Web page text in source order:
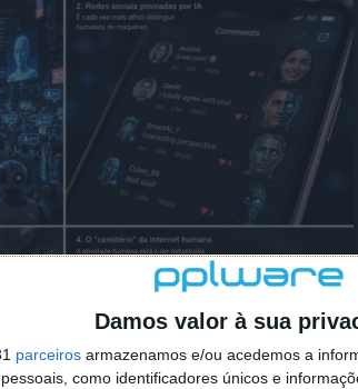
Damos valor à sua
parceiros armazenamos e/ou acedemos a
como identificadores únicos e